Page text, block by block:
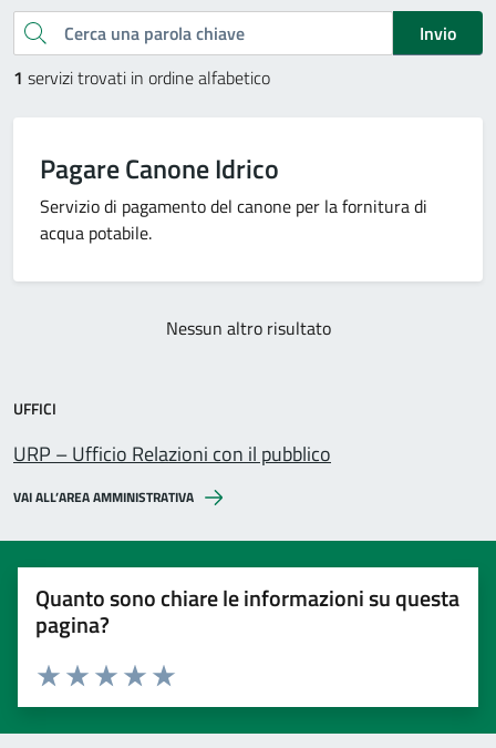
Cerca una parola chiave
Invio
1 servizi trovati in ordine alfabetico
Pagare Canone Idrico
Servizio di pagamento del canone per la fornitura di
acqua potabile.
Nessun altro risultato
UFFICI
URP – Ufficio Relazioni con il pubblico
VAI ALL’AREA AMMINISTRATIVA
Quanto sono chiare le informazioni su questa
pagina?
Valuta 5 stelle su 5
Valuta 4 stelle su 5
Valuta 3 stelle su 5
Valuta 2 stelle su 5
Valuta 1 stelle su 5